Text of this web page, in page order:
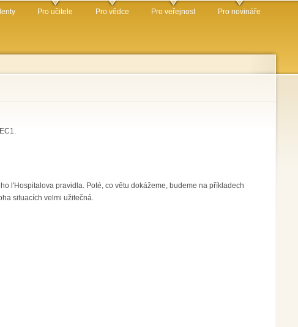
Pro učitele Pro vědce Pro veřejnost Pro novináře
l'Hospitalova pravidla. Poté, co větu dokážeme, budeme na příkladech
situacích velmi užitečná.